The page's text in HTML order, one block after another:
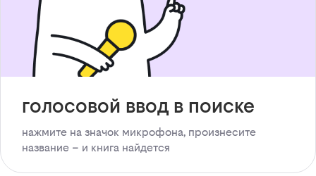
голосовой ввод в поиске
нажмите на значок микрофона, произнесите
название – и книга найдется